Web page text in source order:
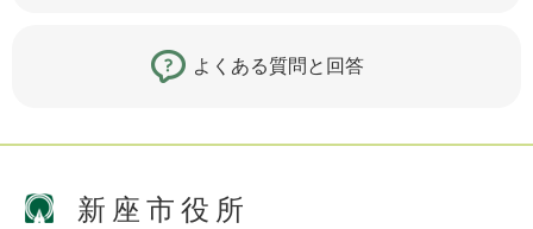
よくある質問と回答
新座市役所